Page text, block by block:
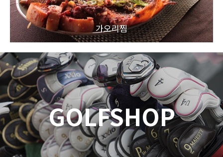
가오리찜
GOLFSHOP